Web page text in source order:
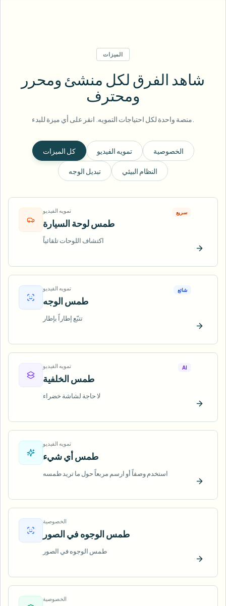
الميزات
شاهد الفرق لكل منشئ ومحرر
ومحترف
كل الميزات تمويه الفيديو الخصوصية
تبديل الوجه النظام البيئي
تمويه الفيديو
طمس لوحة السيارة
سريع
اكتشاف اللوحات تلقائياً
الآن
تمويه الفيديو
طمس الوجه
شائع
تتبّع إطاراً بإطار
الآن
تمويه الفيديو
طمس الخلفية
AI
لا حاجة لشاشة خضراء
الآن
تمويه الفيديو
طمس أي شيء
استخدم وصفاً أو ارسم مربعاً حول ما تريد طمسه
الآن
الخصوصية
طمس الوجوه في الصور
طمس الوجوه في الصور
الآن
الخصوصية